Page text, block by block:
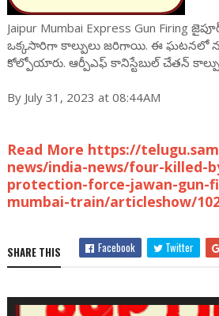
Jaipur Mumbai Express Gun Firing
ఒక్కసారిగా కాల్పులు జరిగాయి. ఈ ఘటనలో
కోల్పోయారు. ఆర్పీఎఫ్ కానిస్టేబుల్ చేతన్
By July 31, 2023 at 08:44AM
Read More https://
news/india-news/four-killed-
protection-force-jawan-gun-
mumbai-train/articleshow/
SHARE THIS Facebook Twitter